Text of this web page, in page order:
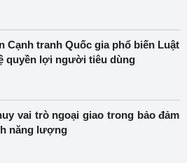
Cạnh tranh Quốc gia phổ biến Luật
quyền lợi người tiêu dùng
vai trò ngoại giao trong bảo đảm
năng lượng